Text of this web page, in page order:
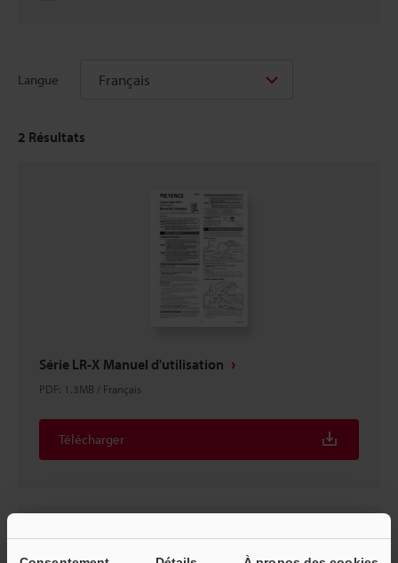
Langue Français
2 Résultats
Série LR-X Manuel d'utilisation
PDF: 1.3MB / Français
Télécharger